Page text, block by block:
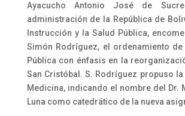
Ayacucho Antonio José de
administración de la República de
Instrucción y la Salud Pública,
Simón Rodríguez, el ordenamiento
Pública con énfasis en la
San Cristóbal. S. Rodríguez propuso
Medicina, indicando el nombre del Dr.
Luna como catedrático de la nueva